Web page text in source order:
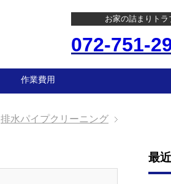
お家の詰まりトラ
072-751-
作業費用
排水パイプクリーニング
最